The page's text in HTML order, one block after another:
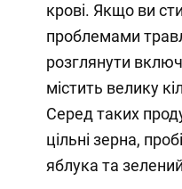
крові. Якщо ви
проблемами
розглянути
містить велику
Серед таких
цільні зерна,
яблука та